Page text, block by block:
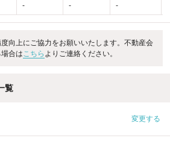
- - -
向上にご協力をお願いいたします。不動産会
合はこちら よりご連絡ください。
覧
変更する